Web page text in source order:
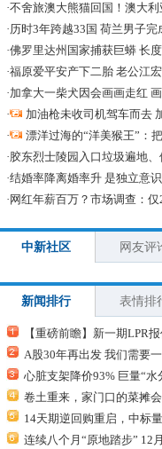
·不舍旅澳大熊猫回国！澳大
·历时3年跨越33国 荷兰男子
·佛罗里达州国家捕获巨蟒 长
·福原爱平安产下二胎 老公江
·加拿大一柴犬因会画画走红
·
加油枪未收司机驾车而去
·
漂洋过海的“洋美猴王”：
·胶东烈士陵园入口垃圾遍地
·结婚率降离婚率升 是独立意
· 网红年薪百万？市场调查：
中新社区 网友评
新闻排行 表情排
【重磅前瞻】新一期LPR
A股30年再出发 我们需要
心脏支架降价93% 巨量“水
卷土重来，家门口的菜摊
14天期逆回购重启，中标
连续八个月“原地踏步” 12